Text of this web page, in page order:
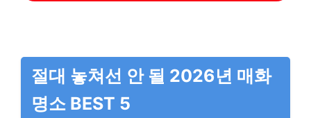
절대 놓쳐선 안 될 2026년 매화
명소 BEST 5